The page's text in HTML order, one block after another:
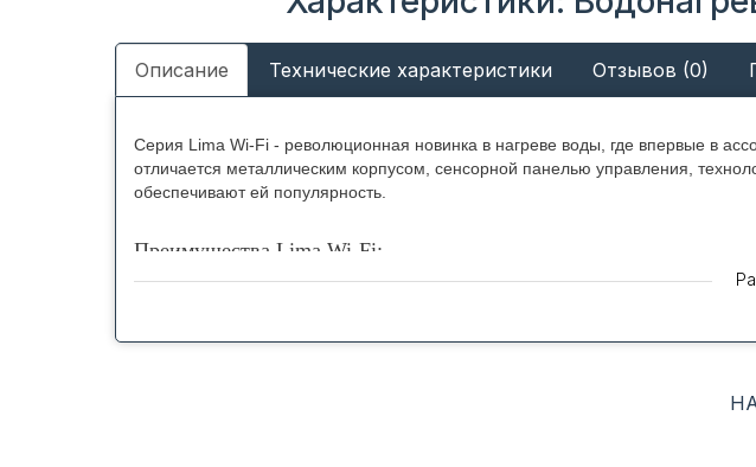
Описание Технические характеристики Отзывов (0)
Серия Lima Wi-Fi - революционная новинка в нагреве воды, где впервые в
отличается металлическим корпусом, сенсорной панелью управления,
обеспечивают ей популярность.
Преимущества Lima Wi-Fi:
Технология дистанционного управления Wi-Fi Motion. Благодаря
Управление через приложение Thermex Home. Настройки техники